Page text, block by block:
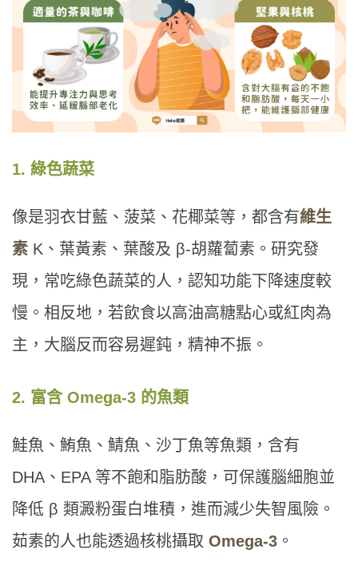
1. 綠色蔬菜
像是羽衣甘藍、菠菜、花椰菜等，都含有維生
素 K、葉黃素、葉酸及 β-胡蘿蔔素。研究發
現，常吃綠色蔬菜的人，認知功能下降速度較
慢。相反地，若飲食以高油高糖點心或紅肉為
主，大腦反而容易遲鈍，精神不振。
2. 富含 Omega-3 的魚類
鮭魚、鮪魚、鯖魚、沙丁魚等魚類，含有
DHA、EPA 等不飽和脂肪酸，可保護腦細胞並
降低 β 類澱粉蛋白堆積，進而減少失智風險。
茹素的人也能透過核桃攝取 Omega-3 。